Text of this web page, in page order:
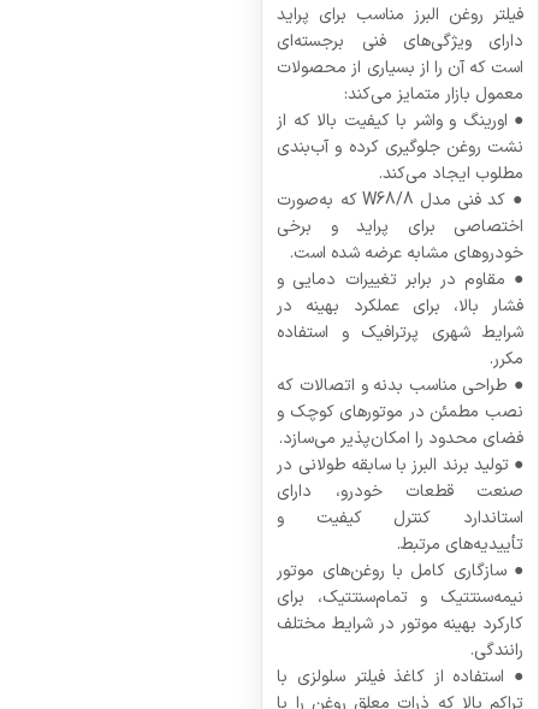
فیلتر روغن البرز مناسب برای پراید
دارای ویژگی‌های فنی برجسته‌ای
است که آن را از بسیاری از محصولات
معمول بازار متمایز می‌کند:
● اورینگ و واشر با کیفیت بالا که از
نشت روغن جلوگیری کرده و آب‌بندی
مطلوب ایجاد می‌کند.
● کد فنی مدل W68/8 که به‌صورت
اختصاصی برای پراید و برخی
خودروهای مشابه عرضه شده است.
● مقاوم در برابر تغییرات دمایی و
فشار بالا، برای عملکرد بهینه در
شرایط شهری پرترافیک و استفاده
مکرر.
● طراحی مناسب بدنه و اتصالات که
نصب مطمئن در موتورهای کوچک و
فضای محدود را امکان‌پذیر می‌سازد.
● تولید برند البرز با سابقه طولانی در
صنعت قطعات خودرو، دارای
استاندارد کنترل کیفیت و
تأییدیه‌های مرتبط.
● سازگاری کامل با روغن‌های موتور
نیمه‌سنتتیک و تمام‌سنتتیک، برای
کارکرد بهینه موتور در شرایط مختلف
رانندگی.
● استفاده از کاغذ فیلتر سلولزی با
تراکم بالا که ذرات معلق روغن را با